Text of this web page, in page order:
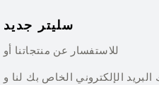
سليتر جديد
للاستفسار عن منتجاتنا أو
الإلكتروني الخاص بك لنا و